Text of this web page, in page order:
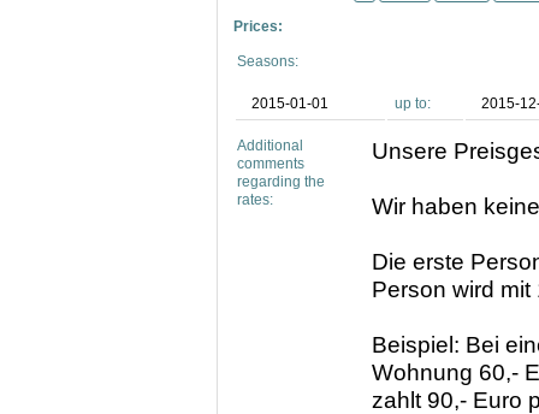
Prices:
Seasons:
2015-01-01 up to: 2015-
Additional
comments
regarding the
rates:
Unsere
Wir haben
Die erste
Person wird
Beispiel: Bei
Wohnung 60,-
zahlt 90,- Euro